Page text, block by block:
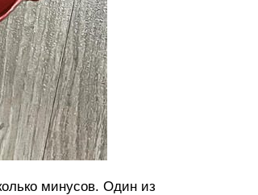
минусов. Один из